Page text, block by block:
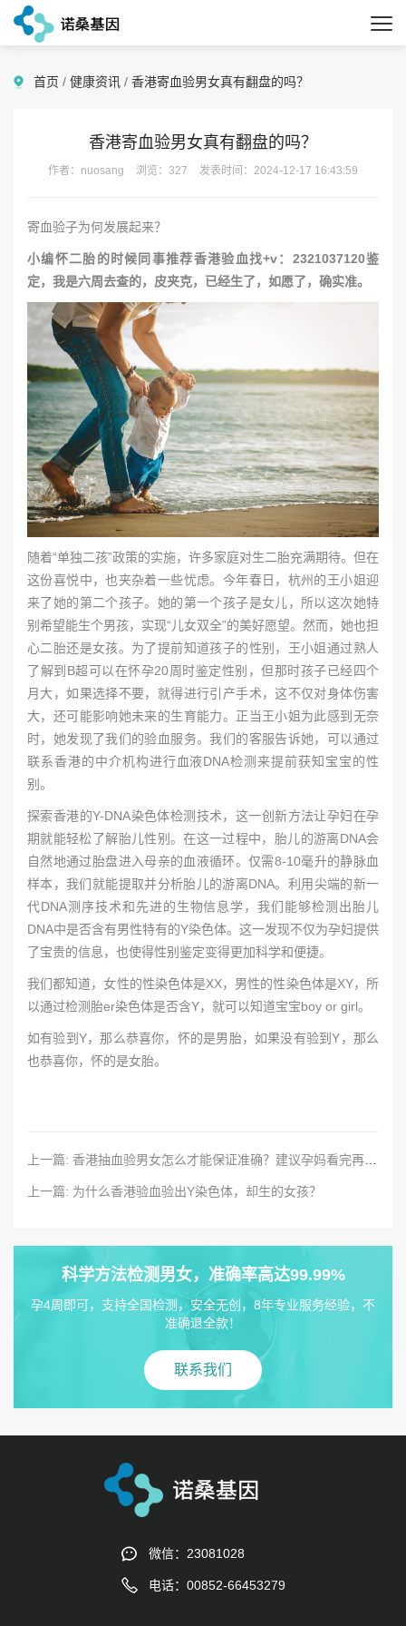
首页 / 健康资讯 / 香港寄血验男女真有翻盘的吗？
香港寄血验男女真有翻盘的吗？
作者：nuosang 浏览：327 发表时间：2024-12-17 16:43:59
寄血验子为何发展起来？
小编怀二胎的时候同事推荐香港验血找+v：2321037120鉴
定，我是六周去查的，皮夹克，已经生了，如愿了，确实准。
随着“单独二孩”政策的实施，许多家庭对生二胎充满期待。但在
这份喜悦中，也夹杂着一些忧虑。今年春日，杭州的王小姐迎
来了她的第二个孩子。她的第一个孩子是女儿，所以这次她特
别希望能生个男孩，实现“儿女双全”的美好愿望。然而，她也担
心二胎还是女孩。为了提前知道孩子的性别，王小姐通过熟人
了解到B超可以在怀孕20周时鉴定性别，但那时孩子已经四个
月大，如果选择不要，就得进行引产手术，这不仅对身体伤害
大，还可能影响她未来的生育能力。正当王小姐为此感到无奈
时，她发现了我们的验血服务。我们的客服告诉她，可以通过
联系香港的中介机构进行血液DNA检测来提前获知宝宝的性
别。
探索香港的Y-DNA染色体检测技术，这一创新方法让孕妇在孕
期就能轻松了解胎儿性别。在这一过程中，胎儿的游离DNA会
自然地通过胎盘进入母亲的血液循环。仅需8-10毫升的静脉血
样本，我们就能提取并分析胎儿的游离DNA。利用尖端的新一
代DNA测序技术和先进的生物信息学，我们能够检测出胎儿
DNA中是否含有男性特有的Y染色体。这一发现不仅为孕妇提供
了宝贵的信息，也使得性别鉴定变得更加科学和便捷。
我们都知道，女性的性染色体是XX，男性的性染色体是XY，所
以通过检测胎er染色体是否含Y，就可以知道宝宝boy or girl。
如有验到Y，那么恭喜你，怀的是男胎，如果没有验到Y，那么
也恭喜你，怀的是女胎。
上一篇: 为什么香港验血验出Y染色体，却生的女孩？
科学方法检测男女，准确率高达99.99%
孕4周即可，支持全国检测，安全无创，8年专业服务经验，不
准确退全款！
联系我们
微信：23081028
电话：00852-66453279